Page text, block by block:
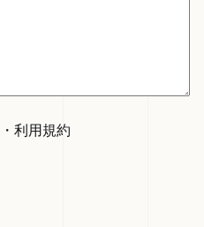
・ 利用規約